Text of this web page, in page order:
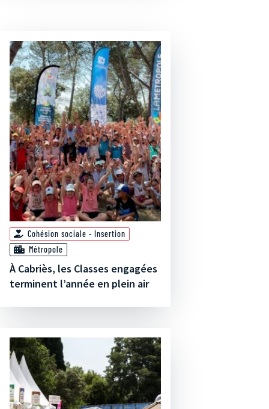
Cohésion sociale - Insertion
Métropole
À Cabriès, les Classes engagées
terminent l’année en plein air